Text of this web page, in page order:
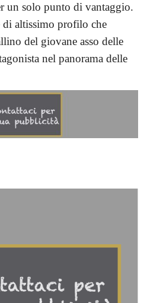
un solo punto di vantaggio.
altissimo profilo che
del giovane asso delle
nel panorama delle